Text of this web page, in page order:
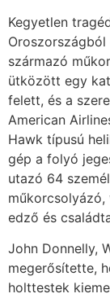
Kegyetlen
származó
ütközött egy
felett, és a
American
Hawk típusú
gép a folyó
utazó 64
edző és
John Donnelly,
megerősítette,
holttestek